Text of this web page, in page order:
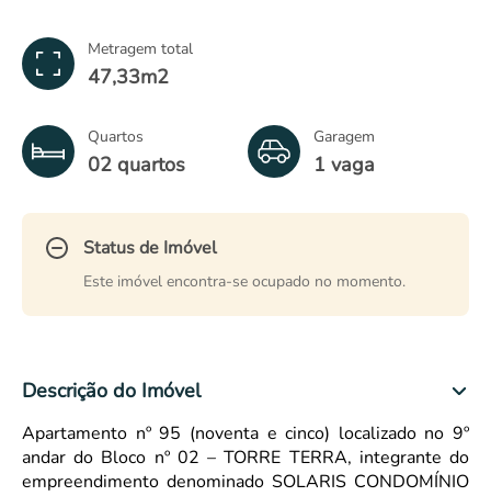
Metragem total
47,33m2
Quartos
02 quartos
Garagem
1 vaga
Status de Imóvel
Este imóvel encontra-se ocupado no momento.
Descrição do Imóvel
Apartamento nº 95 (noventa e cinco) localizado no 9º
andar do Bloco nº 02 – TORRE TERRA, integrante do
empreendimento denominado SOLARIS CONDOMÍNIO